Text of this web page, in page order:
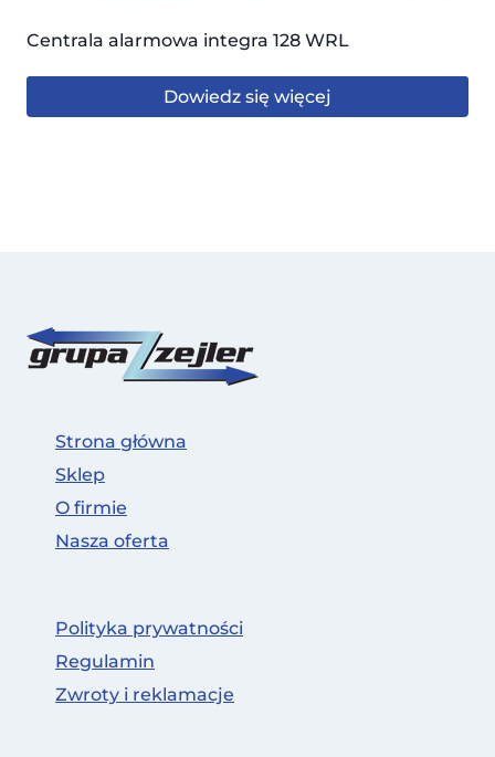
Centrala alarmowa integra 128 WRL
Dowiedz się więcej
Strona główna
Sklep
O firmie
Nasza oferta
Polityka prywatności
Regulamin
Zwroty i reklamacje